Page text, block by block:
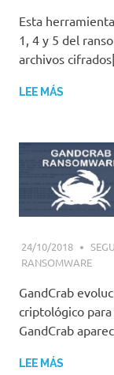
Esta
1, 4 y 5 del
archivos
LEE MÁS
24/10/2018
RANSOMWARE
GandCrab
criptológico
GandCrab
LEE MÁS